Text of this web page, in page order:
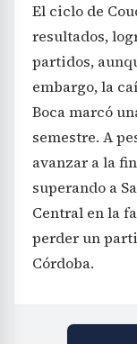
El ciclo de
resultados,
partidos,
embargo, la
Boca marcó
semestre. A
avanzar a la
superando a
Central en la
perder un
Córdoba.